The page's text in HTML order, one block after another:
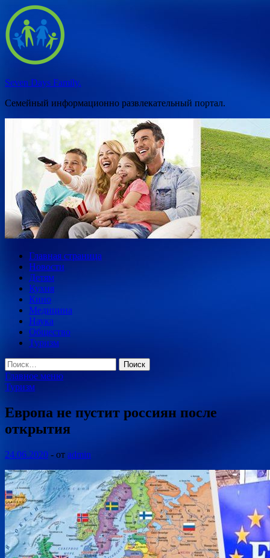
Перейти
к
содержимому
Seven Days Family.
Семейный информационно развлекательный портал.
Главная страница
Новости
Детям
Кухня
Кино
Медицина
Наука
Общество
Туризм
Найти:
Главное меню
Туризм
Европа не пустит россиян после
открытия
24.06.2020 - от admin